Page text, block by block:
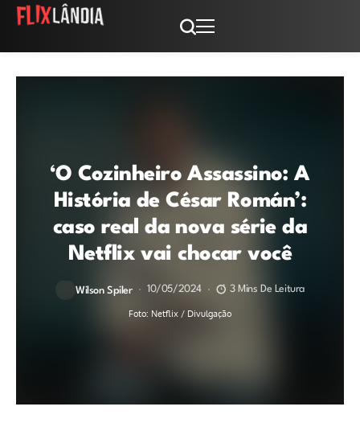
‘O Cozinheiro Assassino: A
História de César Román’:
caso real da nova série da
Netflix vai chocar você
Wilson Spiler 10/05/2024 3 Mins De Leitura
Foto: Netflix / Divulgação